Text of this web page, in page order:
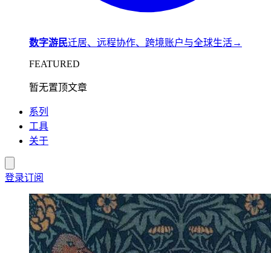
数字游民迁居、远程协作、跨境账户与全球生活→
FEATURED
暂无置顶文章
系列
工具
关于
登录订阅